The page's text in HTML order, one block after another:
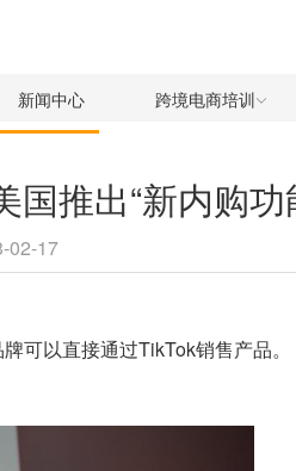
新闻中心 跨境电商培训
推出“新内购
02-17
可以直接通过TikTok销售产品。